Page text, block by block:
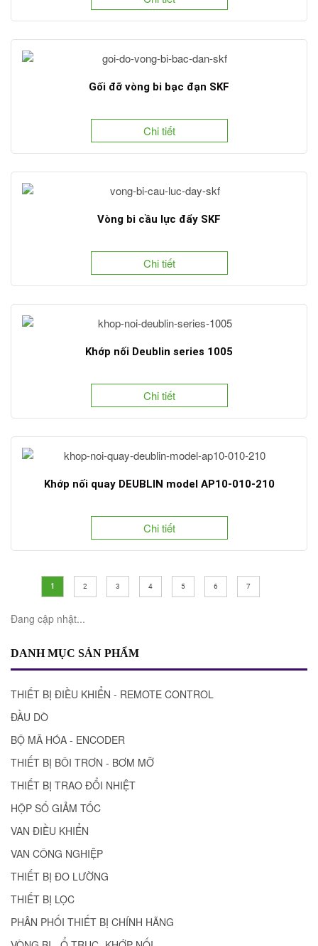
Gối đỡ vòng bi bạc đạn SKF
Chi tiết
Vòng bi cầu lực đẩy SKF
Chi tiết
Khớp nối Deublin series 1005
Chi tiết
Khớp nối quay DEUBLIN model AP10-010-210
Chi tiết
1 2 3 4 5 6 7
Đang cập nhật...
DANH MỤC SẢN PHẨM
THIẾT BỊ ĐIỀU KHIỂN - REMOTE CONTROL
ĐẦU DÒ
BỘ MÃ HÓA - ENCODER
THIẾT BỊ BÔI TRƠN - BƠM MỠ
THIẾT BỊ TRAO ĐỔI NHIỆT
HỘP SỐ GIẢM TỐC
VAN ĐIỀU KHIỂN
VAN CÔNG NGHIỆP
THIẾT BỊ ĐO LƯỜNG
THIẾT BỊ LỌC
PHÂN PHỐI THIẾT BỊ CHÍNH HÃNG